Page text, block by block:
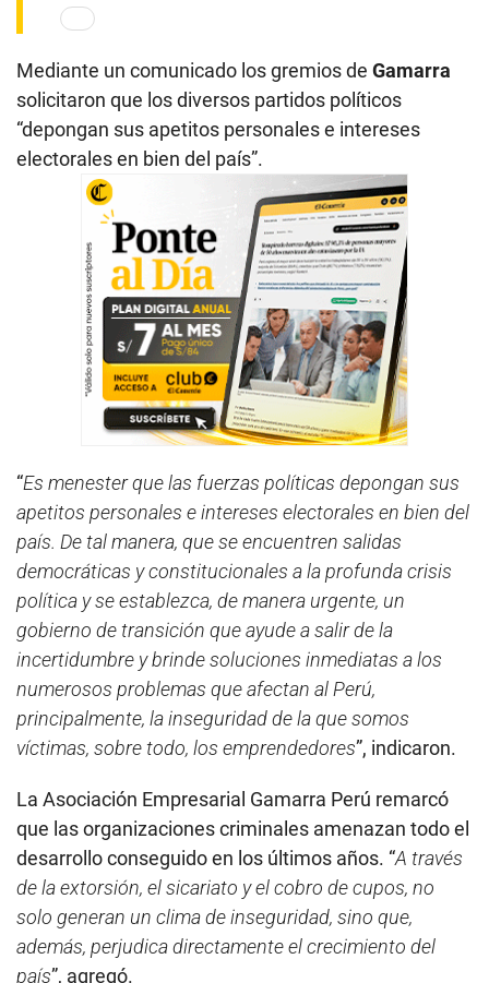
Mediante un comunicado los gremios de Gamarra
solicitaron que los diversos partidos políticos
“depongan sus apetitos personales e intereses
electorales en bien del país”.
“Es menester que las fuerzas políticas depongan sus
apetitos personales e intereses electorales en bien del
país. De tal manera, que se encuentren salidas
democráticas y constitucionales a la profunda crisis
política y se establezca, de manera urgente, un
gobierno de transición que ayude a salir de la
incertidumbre y brinde soluciones inmediatas a los
numerosos problemas que afectan al Perú,
principalmente, la inseguridad de la que somos
víctimas, sobre todo, los emprendedores”, indicaron.
La Asociación Empresarial Gamarra Perú remarcó
que las organizaciones criminales amenazan todo el
desarrollo conseguido en los últimos años. “A través
de la extorsión, el sicariato y el cobro de cupos, no
solo generan un clima de inseguridad, sino que,
además, perjudica directamente el crecimiento del
país”, agregó.